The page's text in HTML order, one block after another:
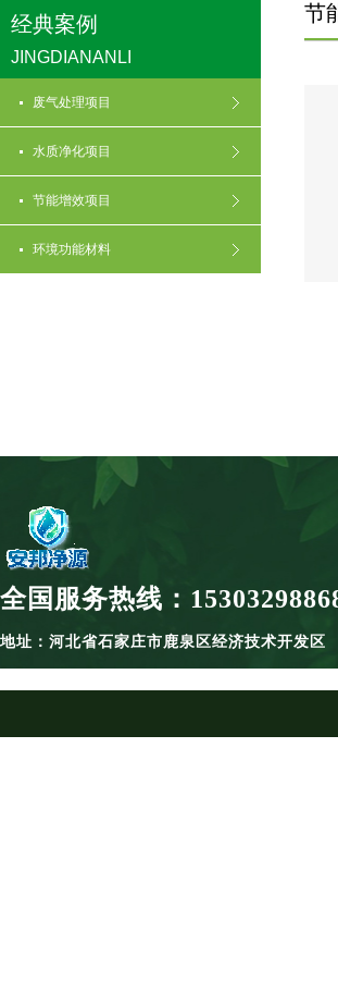
经典案例
JINGDIANANLI
废气处理项目
水质净化项目
节能增效项目
环境功能材料
节
全国服务热线：
地址：河北省石家庄市鹿泉区经济技术开发区